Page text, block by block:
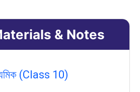
& Notes
(Class 10)